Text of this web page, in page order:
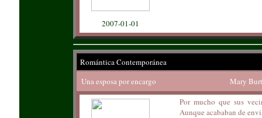
2007-01-01
Romántica Contemporánea
Una esposa por encargo
Mary
Por mucho que sus
Aunque acababan de